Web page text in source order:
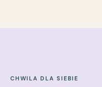
CHWILA DLA SIEBIE